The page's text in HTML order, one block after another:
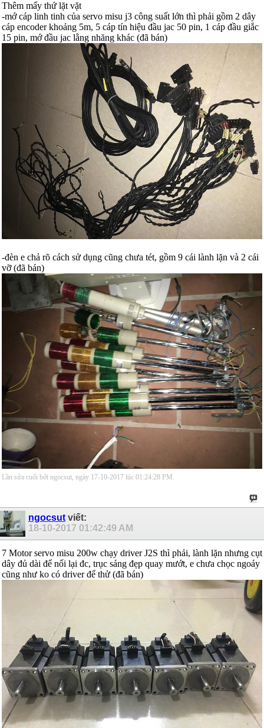
Thêm mấy thứ lặt vặt
-mớ cáp linh tinh của servo misu j3 công suất lớn thì phải gồm 2 dây
cáp encoder khoảng 5m, 5 cáp tín hiệu đầu jac 50 pin, 1 cáp đầu giắc
15 pin, mớ đầu jac lằng nhăng khác (đã bán)
-đèn e chả rõ cách sử dụng cũng chưa tét, gồm 9 cái lành lặn và 2 cái
vỡ (đã bán)
Lần sửa cuối bởi ngocsut, ngày 17-10-2017 lúc 01:24:28 PM .
ngocsut viết:
18-10-2017 01:42:49 AM
7 Motor servo misu 200w chạy driver J2S thì phải, lành lặn nhưng cụt
dây đủ dài để nối lại đc, trục sáng đẹp quay mướt, e chưa chọc ngoáy
cũng như ko có driver để thử (đã bán)